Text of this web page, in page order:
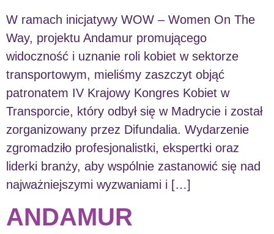
W ramach inicjatywy WOW – Women On The
Way, projektu Andamur promującego
widoczność i uznanie roli kobiet w sektorze
transportowym, mieliśmy zaszczyt objąć
patronatem IV Krajowy Kongres Kobiet w
Transporcie, który odbył się w Madrycie i został
zorganizowany przez Difundalia. Wydarzenie
zgromadziło profesjonalistki, ekspertki oraz
liderki branży, aby wspólnie zastanowić się nad
najważniejszymi wyzwaniami i […]
ANDAMUR